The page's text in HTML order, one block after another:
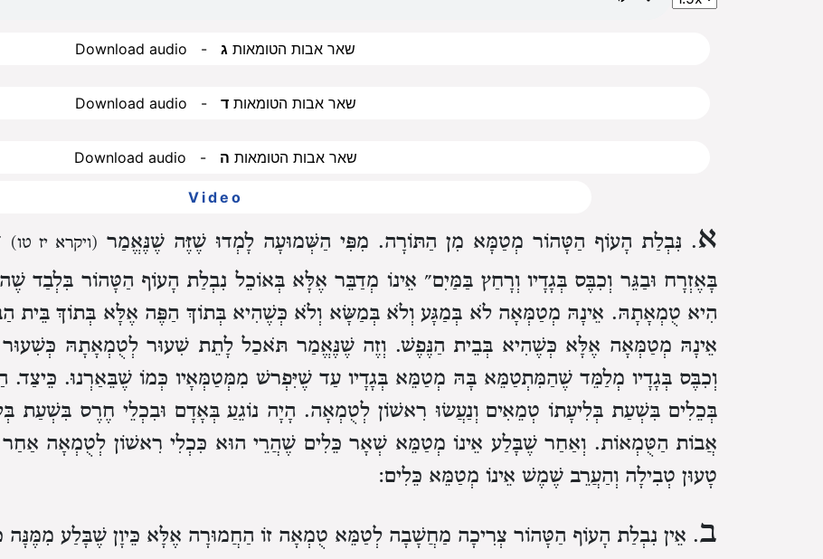
Download audio - שאר אבות הטומאות ג
Download audio - שאר אבות הטומאותד
Download audio - שאר אבות הטומאות ה
Video
א. נִּבְלַת הָעוֹף הַטָּהוֹר מְטַמָּא מִן הַתּוֹרָה. מִפִּי הַשְּׁמוּעָה לָמְדוּ שֶׁזֶּה שֶׁנֶּאֱמַר (ויקרא יז טו)
בָּאֶזְרָח וּבַגֵּר וְכִבֶּס בְּגָדָיו וְרָחַץ בַּמַּיִם״ אֵינוֹ מְדַבֵּר אֶלָּא בְּאוֹכֵל נִבְלַת הָעוֹף הַטָּהוֹר בִּלְבַד
הִיא טֻמְאָתָהּ. אֵינָהּ מְטַמְּאָה לֹא בְּמַגָּע וְלֹא בְּמַשָּׂא וְלֹא כְּשֶׁהִיא בְּתוֹךְ הַפֶּה אֶלָּא בְּתוֹךְ בֵּית
אֵינָהּ מְטַמְּאָה אֶלָּא כְּשֶׁהִיא בְּבֵית הַנֶּפֶשׁ. וְזֶה שֶׁנֶּאֱמַר תֹּאכַל לָתֵת שִׁעוּר לְטֻמְאָתָהּ כְּשִׁעוּר
וְכִבֶּס בְּגָדָיו מְלַמֵּד שֶׁהַמִּתְטַמֵּא בָּהּ מְטַמֵּא בְּגָדָיו עַד שֶׁיִּפְרשׁ מִמְּטַמְּאָיו כְּמוֹ שֶׁבֵּאַרְנוּ. כֵּיצַד.
בְּכֵלִים בִּשְׁעַת בְּלִיעָתוֹ טְמֵאִים וְנַעֲשׂוּ רִאשׁוֹן לְטֻמְאָה. הָיָה נוֹגֵעַ בְּאָדָם וּבִכְלֵי חֶרֶס בִּשְׁעַת
אֲבוֹת הַטֻּמְאוֹת. וְאַחַר שֶׁבָּלַע אֵינוֹ מְטַמֵּא שְׁאָר כֵּלִים שֶׁהֲרֵי הוּא כִּכְלִי רִאשׁוֹן לְטֻמְאָה
טָעוּן טְבִילָה וְהַעֲרֵב שֶׁמֶשׁ אֵינוֹ מְטַמֵּא כֵּלִים:
ב. אֵין נִבְלַת הָעוֹף הַטָּהוֹר צְרִיכָה מַחֲשָׁבָה לְטַמֵּא טֻמְאָה זוֹ הַחֲמוּרָה אֶלָּא כֵּיוָן שֶׁבָּלַע מִמֶּנָּה